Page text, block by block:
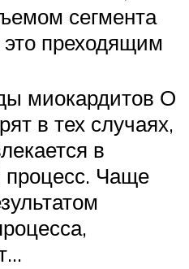
сегмента
преходящим
миокардитов О
в тех случаях,
в
процесс. Чаще